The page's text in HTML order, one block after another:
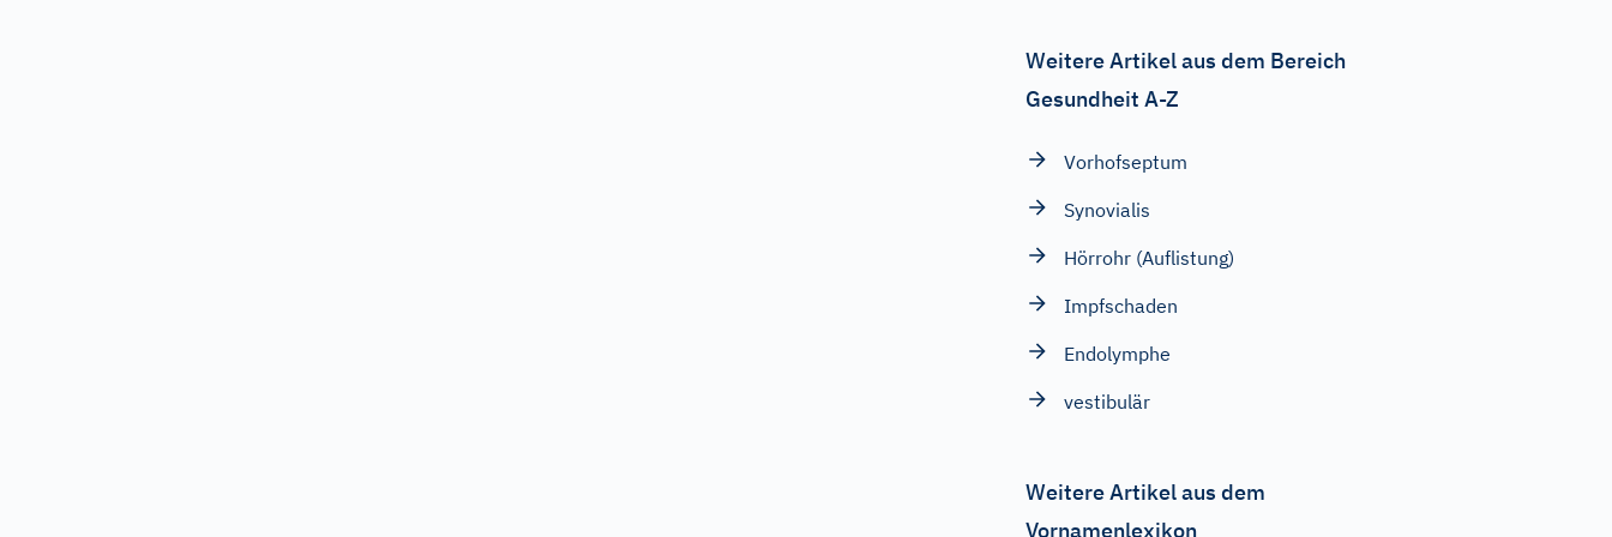
Weitere Artikel aus dem Bereich
Gesundheit A-Z
Vorhofseptum
Synovialis
Hörrohr (Auflistung)
Impfschaden
Endolymphe
vestibulär
Weitere Artikel aus dem
Vornamenlexikon